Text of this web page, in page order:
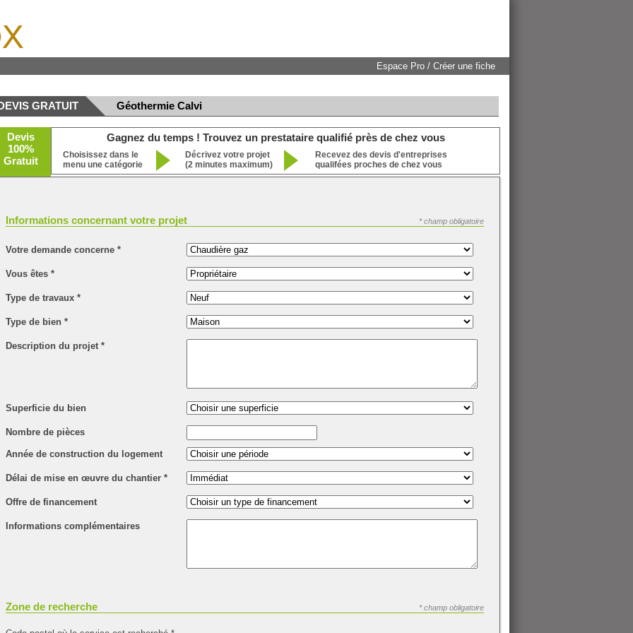
Espace Pro / Créer une fiche
GRATUIT Géothermie Calvi
Devis
100%
Gratuit
Gagnez du temps ! Trouvez un prestataire qualifié près de chez vous
Choisissez dans le
menu une catégorie
Décrivez votre projet
(2 minutes maximum)
Recevez des devis d'entreprises
qualifées proches de chez vous
Informations concernant votre projet * champ obligatoire
Votre demande concerne*
Vous êtes*
Type de travaux*
Type de bien*
Description du projet*
Superficie du bien
Nombre de pièces
Année de construction du logement
Délai de mise en œuvre du chantier*
Offre de financement
Informations complémentaires
Zone de recherche * champ obligatoire